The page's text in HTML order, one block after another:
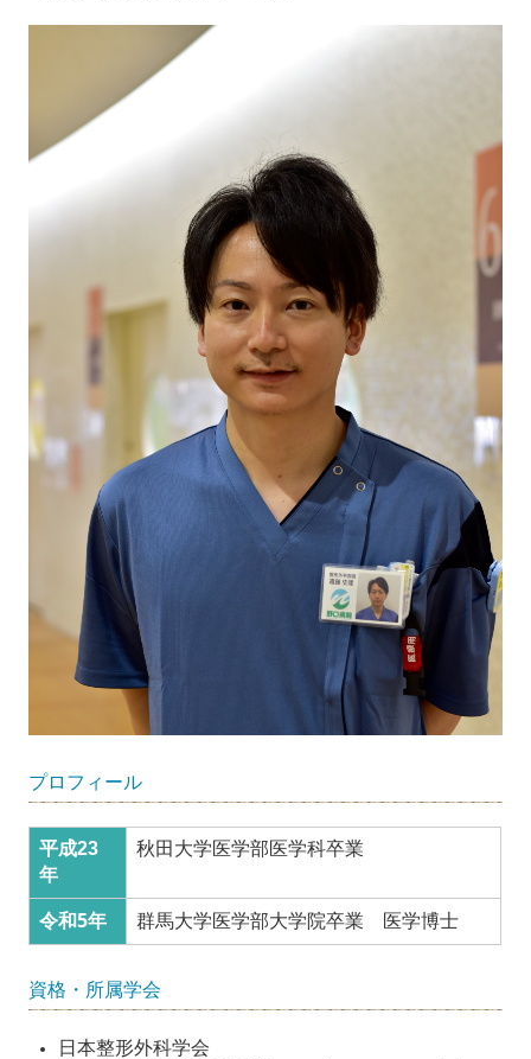
プロフィール
平成23
年
秋田大学医学部医学科卒業
令和5年 群馬大学医学部大学院卒業 医学博士
資格・所属学会
日本整形外科学会